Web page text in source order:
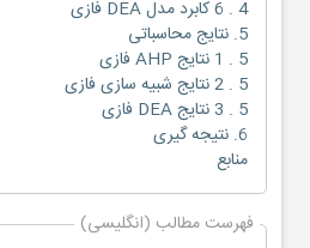
4 . 6 کابرد مدل DEA فازی
5. نتایج محاسباتی
5 . 1 نتایج AHP فازی
5 . 2 نتایج شبیه سازی فازی
5 . 3 نتایج DEA فازی
6. نتیجه گیری
منابع
فهرست مطالب (انگلیسی)